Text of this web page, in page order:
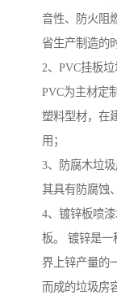
音性、防火阻
省生产制造的
2、PVC挂板
PVC为主材定
塑料型材，在
用；
3、防腐木垃
其具有防腐蚀
4、镀锌板喷
板。 镀锌是一
界上锌产量的
而成的垃圾房